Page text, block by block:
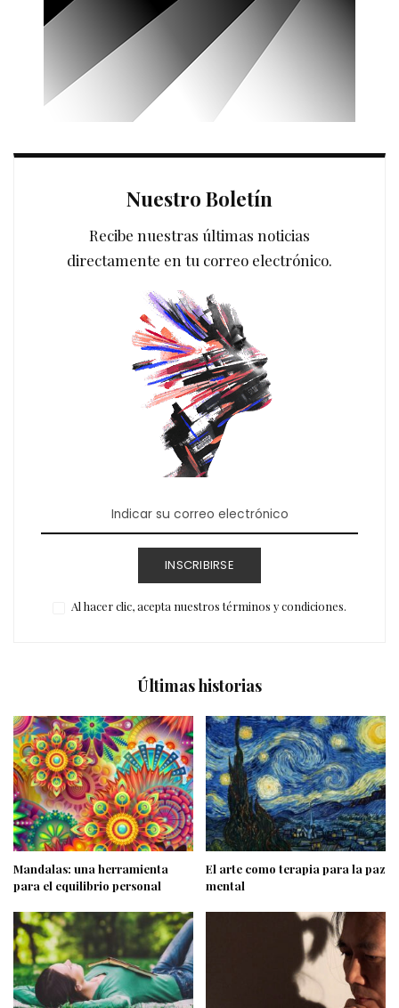
Nuestro Boletín
Recibe nuestras últimas noticias
directamente en tu correo electrónico.
INSCRIBIRSE
Al hacer clic, acepta nuestros términos y condiciones.
Últimas historias
Mandalas: una herramienta
para el equilibrio personal
El arte como terapia para la paz
mental